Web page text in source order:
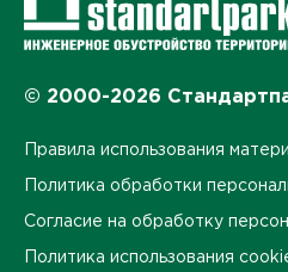
© 2000-2026
Правила использования
Политика обработки
Согласие на обработку
Политика использования